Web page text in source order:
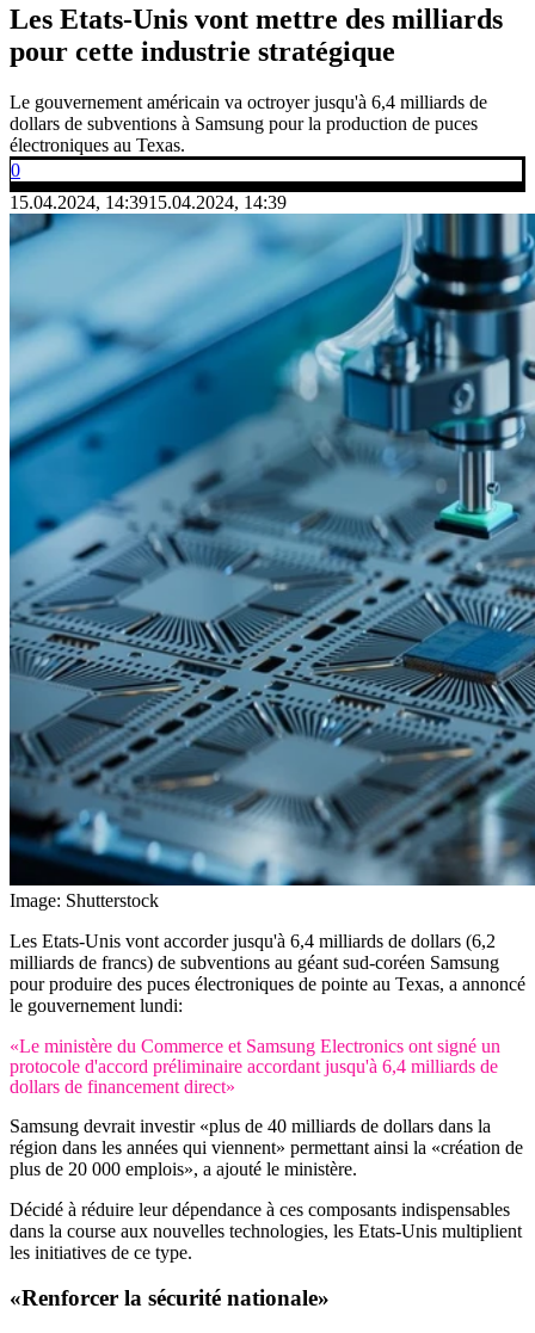
Les Etats-Unis vont mettre des milliards
pour cette industrie stratégique
Le gouvernement américain va octroyer jusqu'à 6,4 milliards de
dollars de subventions à Samsung pour la production de puces
électroniques au Texas.
0
15.04.2024, 14:3915.04.2024, 14:39
Image: Shutterstock
Les Etats-Unis vont accorder jusqu'à 6,4 milliards de dollars (6,2
milliards de francs) de subventions au géant sud-coréen Samsung
pour produire des puces électroniques de pointe au Texas, a annoncé
le gouvernement lundi:
«Le ministère du Commerce et Samsung Electronics ont signé un
protocole d'accord préliminaire accordant jusqu'à 6,4 milliards de
dollars de financement direct»
Samsung devrait investir «plus de 40 milliards de dollars dans la
région dans les années qui viennent» permettant ainsi la «création de
plus de 20 000 emplois», a ajouté le ministère.
Décidé à réduire leur dépendance à ces composants indispensables
dans la course aux nouvelles technologies, les Etats-Unis multiplient
les initiatives de ce type.
«Renforcer la sécurité nationale»